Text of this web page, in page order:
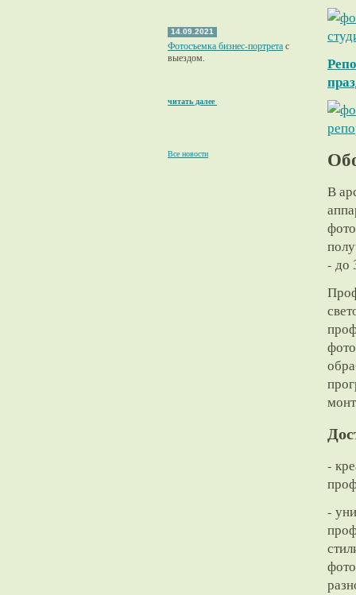
14.09.2021
Фотосъемка бизнес-портретас
выездом.
читать далее
Все новости
В
- до
-
-